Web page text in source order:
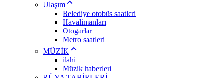
Ulaşım
Belediye otobüs saatleri
Havalimanları
Otogarlar
Metro saatleri
MÜZİK
ilahi
Müzik haberleri